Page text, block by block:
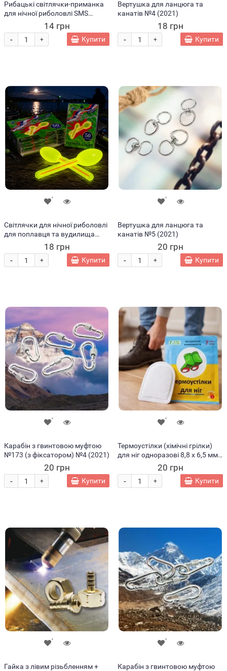
Рибацькі світлячки-приманка
для нічної риболовлі SMS
Lightstick 4.5x38 мм 2шт
14 грн
+
- Купити
Вертушка для ланцюга та
канатів №4 (2021)
18 грн
+
- Купити
Світлячки для нічної риболовлі
для поплавця та вудилища
SMS Glow Stick 4,5×38 мм (988)
18 грн
+
- Купити
Вертушка для ланцюга та
канатів №5 (2021)
20 грн
+
- Купити
Карабін з гвинтовою муфтою
№173 (з фіксатором) №4 (2021)
20 грн
+
- Купити
Термоустілки (хімічні грілки)
для ніг одноразові 8,8 х 6,5 мм,
дія - до 8 годин (SAF)
20 грн
+
- Купити
Гайка з лівим різьбленням +
Карабін з гвинтовою муфтою